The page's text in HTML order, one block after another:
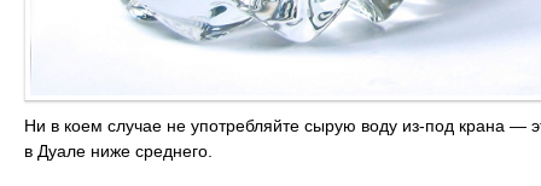
Ни в коем случае не употребляйте сырую воду из-под крана —
в Дуале ниже среднего.